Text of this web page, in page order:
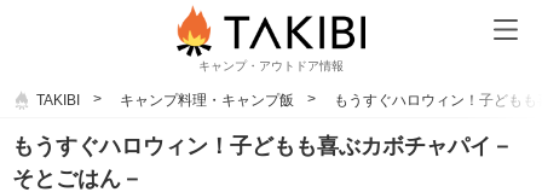
キャンプ・アウトドア情報
TAKIBI キャンプ料理・キャンプ飯 もうすぐハロウィン！子ども
もうすぐハロウィン！子どもも喜ぶカボチャパイ－
そとごはん－